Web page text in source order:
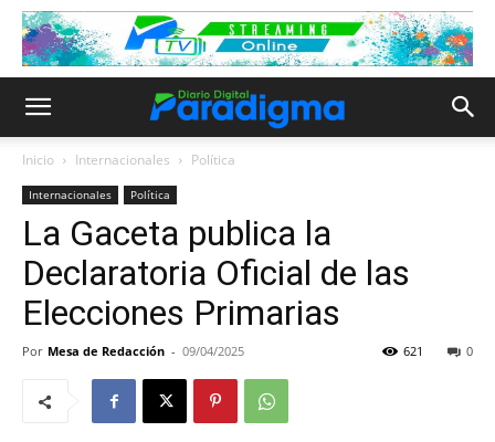
Inicio Internacionales Política
Internacionales Política
La Gaceta publica la
Declaratoria Oficial de las
Elecciones Primarias
Por Mesa de Redacción - 09/04/2025 0
621